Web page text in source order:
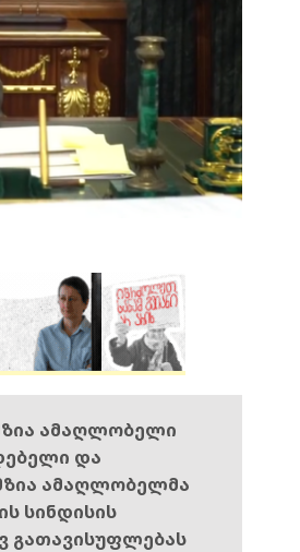
ამაღლობელი
და
ამაღლობელმა
სინდისის
გათავისუფლებას